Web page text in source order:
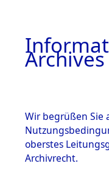
Archives
Wir begrüßen Sie
oberstes
Archivrecht.